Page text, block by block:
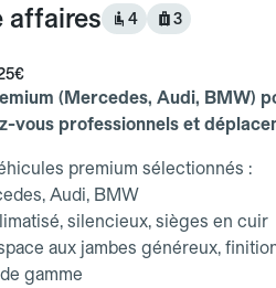
affaires 4 3
(Mercedes, Audi, BMW)
vous professionnels et
premium sélectionnés :
Audi, BMW
silencieux, sièges en cuir
aux jambes généreux,
gamme